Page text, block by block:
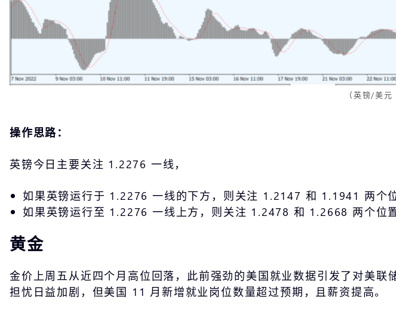
（英镑/美
操作思路：
英镑今日主要关注 1.2276 一线，
如果英镑运行于 1.2276 一线的下方，则关注 1.2147 和 1.1941 两个位
如果英镑运行至 1.2276 一线上方，则关注 1.2478 和 1.2668 两个位
黄金
金价上周五从近四个月高位回落，此前强劲的美国就业数据引发了对美
担忧日益加剧，但美国 11 月新增就业岗位数量超过预期，且薪资提高。